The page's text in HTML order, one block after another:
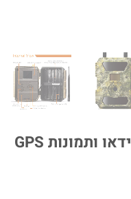
מצלמת שטח 4G שולחת וידאו ותמונות GPS